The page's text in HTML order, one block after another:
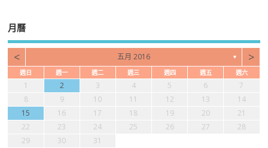
月曆
< 五月 2016 ▼ >
週日 週一 週二 週三 週四 週五 週六
1 2 3 4 5 6
7
8
9 10 11 12 13
14
15
16 17 18 19 20
21
22
23 24 25 26 27
28
29
30 31